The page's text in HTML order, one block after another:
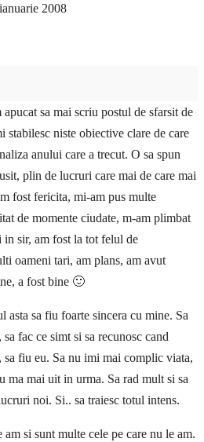
2008
sa mai scriu postul de sfarsit de
stabilesc niste obiective clare de care
anului care a trecut. O sa spun
plin de lucruri care mai de care mai
fost fericita, mi-am pus multe
de momente ciudate, m-am plimbat
in sir, am fost la tot felul de
oameni tari, am plans, am avut
a fost bine 🙂
asta sa fiu foarte sincera cu mine. Sa
fac ce simt si sa recunosc cand
sa fiu eu. Sa nu imi mai complic viata,
ma mai uit in urma. Sa rad mult si sa
noi. Si.. sa traiesc totul intens.
si sunt multe cele pe care nu le am.